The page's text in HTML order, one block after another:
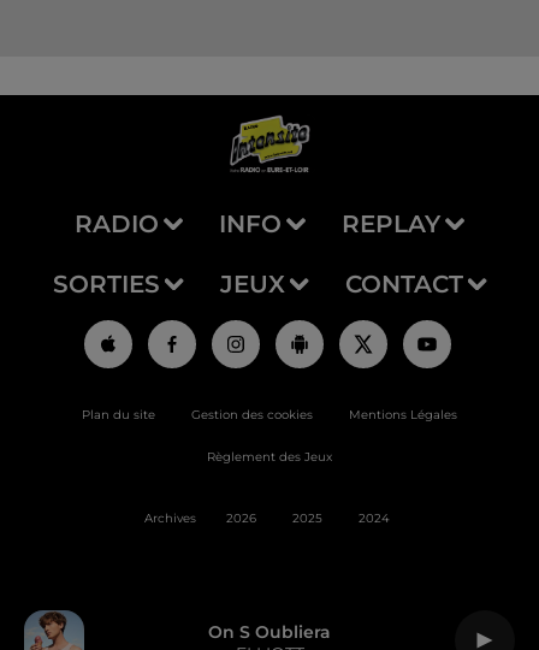
On S Oubliera
RADIO INFO REPLAY
SORTIES JEUX CONTACT
Plan du site Gestion des cookies Mentions Légales
Règlement des Jeux
Archives 2026 2025 2024